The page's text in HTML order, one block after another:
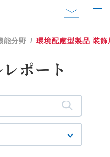
能分野 環境配慮型製品 装
ポート